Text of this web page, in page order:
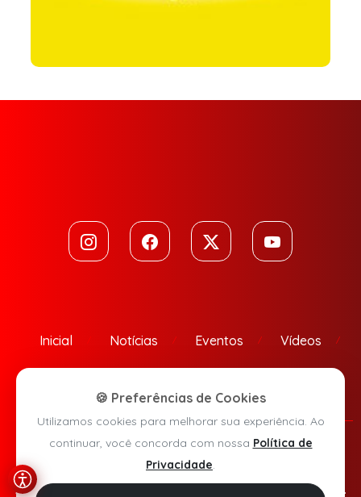
Inicial Notícias Eventos Vídeos
Política de Privacidade
Agora Sudoeste © 2026 - Todos os direitos reservados.
🍪 Preferências de Cookies
Utilizamos cookies para melhorar sua experiência. Ao
continuar, você concorda com nossa Política de
Privacidade.